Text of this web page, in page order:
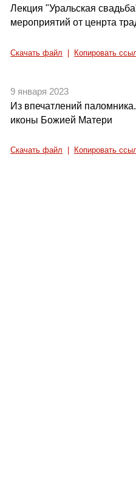
Лекция "Уральская
мероприятий от ценрта
Скачать файл Копировать
9 января 2023
Из впечатлений
иконы Божией Матери
Скачать файл Копировать